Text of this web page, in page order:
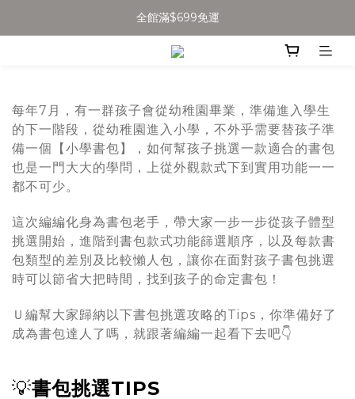
全館滿$699免運
全館滿$699免運
加入會員得$100購物金👉
每年7月，有一群孩子會從幼稚園畢業，準備進入學生
的下一階段，從幼稚園進入小學，不外乎需要替孩子準
備一個【小學書包】，如何幫孩子挑選一款適合的書包
也是一門大大的學問，上從外觀款式下到實用功能一一
都不可少。
這次編編化身為書包老手，帶大家一步一步從孩子體型
挑選開始，進階到書包款式功能篩選順序，以及每款書
包類型的差別及比較懶人包，讓你在面對孩子書包挑選
時可以節省大把時間，找到孩子的命定書包！
Ｕ編幫大家歸納以下書包挑選攻略的Tips，你準備好了
成為書包達人了嗎，就跟著編編一起看下去吧👇
💡書包挑選TIPS